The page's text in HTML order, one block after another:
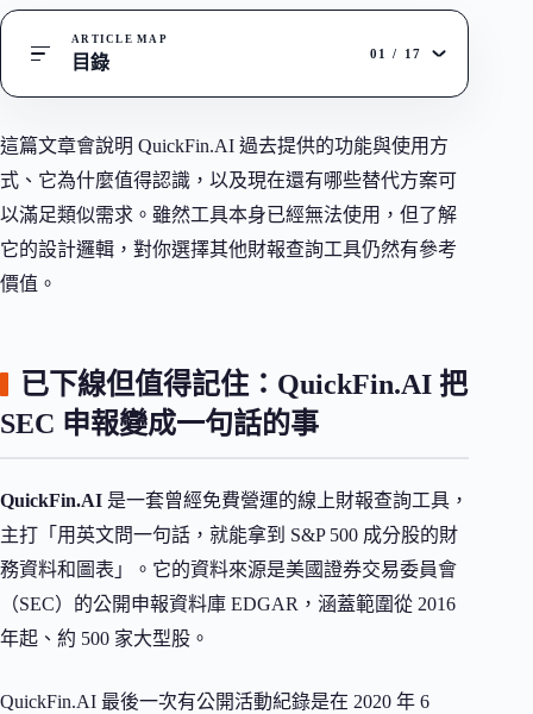
ARTICLE MAP
目錄 01 / 17
這篇文章會說明 QuickFin.AI 過去提供的功能與使用方
式、它為什麼值得認識，以及現在還有哪些替代方案可
以滿足類似需求。雖然工具本身已經無法使用，但了解
它的設計邏輯，對你選擇其他財報查詢工具仍然有參考
價值。
已下線但值得記住：QuickFin.AI 把
SEC 申報變成一句話的事
QuickFin.AI 是一套曾經免費營運的線上財報查詢工具，
主打「用英文問一句話，就能拿到 S&P 500 成分股的財
務資料和圖表」。它的資料來源是美國證券交易委員會
（SEC）的公開申報資料庫 EDGAR，涵蓋範圍從 2016
年起、約 500 家大型股。
QuickFin.AI 最後一次有公開活動紀錄是在 2020 年 6